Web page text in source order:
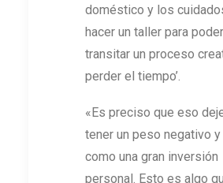
doméstico y los
hacer un taller para poder
transitar un proceso
perder el tiempo’.
«Es preciso que eso
tener un peso negativo
como una gran inversión
personal. Esto es algo